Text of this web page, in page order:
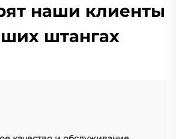
наши клиенты
штангах